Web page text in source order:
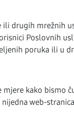
drugih mrežnih
Poslovnih
poruka ili u
kako
web-